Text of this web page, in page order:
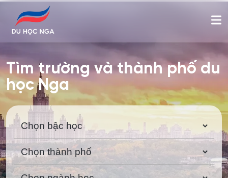
Tìm trường và thành phố du
học Nga